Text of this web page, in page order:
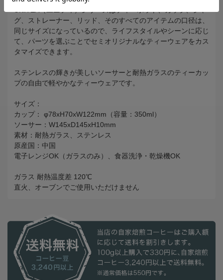
グ、ストレーナー、リッド、そのすべてのアイテムの口径は、
同じサイズになっているので、ライフスタイルやシーンに応じ
て、パーツを選ぶことでセミオリジナルなティーウェアをカス
タマイズできます。
ステンレスの輝きが美しいソーサーと耐熱ガラスのティーカッ
プの自由で軽やかなティーウェアです。
サイズ：
カップ： φ78xH70xW122mm（容量：350ml）
ソーサー：W145xD145xH10mm
素材：耐熱ガラス、ステンレス
原産国：中国
電子レンジOK（ガラスのみ）、食器洗浄・乾燥機OK
ガラス 耐熱温度差 120℃
直火、オーブンでご使用いただけません